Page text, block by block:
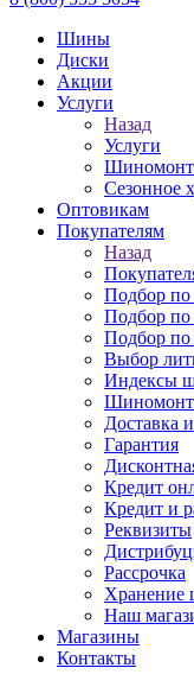
Шины
Диски
Акции
Услуги
Назад
Услуги
Сезонное
Оптовикам
Покупателям
Назад
Подбор по
Подбор по
Подбор по
Выбор
Индексы
Доставка
Гарантия
Кредит
Кредит и
Реквизиты
Рассрочка
Хранение
Наш
Магазины
Контакты